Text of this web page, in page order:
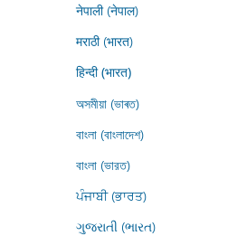
नेपाली (नेपाल)
मराठी (भारत)
हिन्दी (भारत)
অসমীয়া (ভাৰত)
বাংলা (বাংলাদেশ)
বাংলা (ভারত)
ਪੰਜਾਬੀ (ਭਾਰਤ)
ગુજરાતી (ભારત)